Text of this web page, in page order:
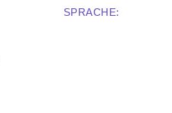
SPRACHE: